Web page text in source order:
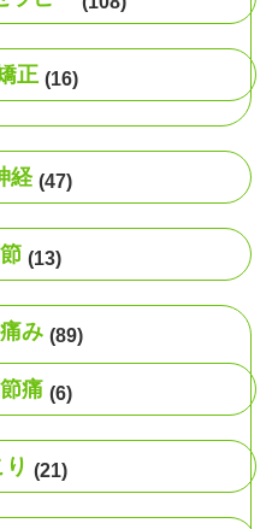
正 (16)
経 (47)
(13)
み (89)
痛 (6)
り (21)